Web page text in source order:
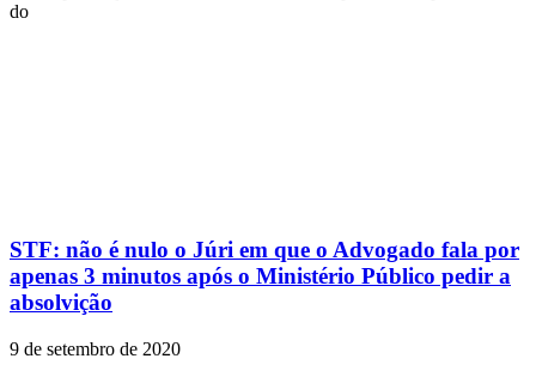
do
STF: não é nulo o Júri em que o Advogado fala por
apenas 3 minutos após o Ministério Público pedir a
absolvição
9 de setembro de 2020